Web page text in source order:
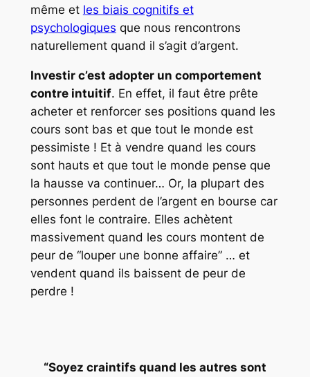
même et les biais cognitifs et
psychologiques que nous rencontrons
naturellement quand il s’agit d’argent.
Investir c’est adopter un comportement
contre intuitif. En effet, il faut être prête
acheter et renforcer ses positions quand les
cours sont bas et que tout le monde est
pessimiste ! Et à vendre quand les cours
sont hauts et que tout le monde pense que
la hausse va continuer… Or, la plupart des
personnes perdent de l’argent en bourse car
elles font le contraire. Elles achètent
massivement quand les cours montent de
peur de “louper une bonne affaire” … et
vendent quand ils baissent de peur de
perdre !
“Soyez craintifs quand les autres sont